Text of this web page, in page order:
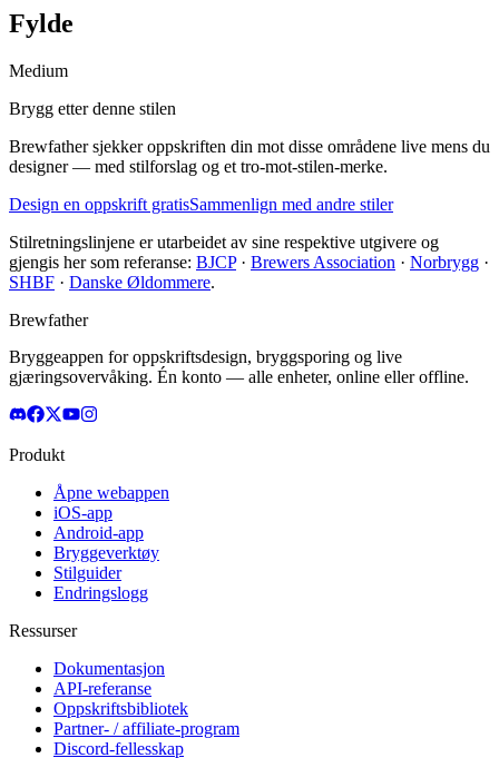
Fylde
Medium
Brygg etter denne stilen
Brewfather sjekker oppskriften din mot disse områdene live mens du
designer — med stilforslag og et tro-mot-stilen-merke.
Design en oppskrift gratisSammenlign med andre stiler
Stilretningslinjene er utarbeidet av sine respektive utgivere og
gjengis her som referanse: BJCP· Brewers Association · Norbrygg ·
SHBF · Danske Øldommere.
Brewfather
Bryggeappen for oppskriftsdesign, bryggsporing og live
gjæringsovervåking. Én konto — alle enheter, online eller offline.
Produkt
Åpne webappen
iOS-app
Android-app
Bryggeverktøy
Stilguider
Endringslogg
Ressurser
Dokumentasjon
API-referanse
Oppskriftsbibliotek
Partner- / affiliate-program
Discord-fellesskap